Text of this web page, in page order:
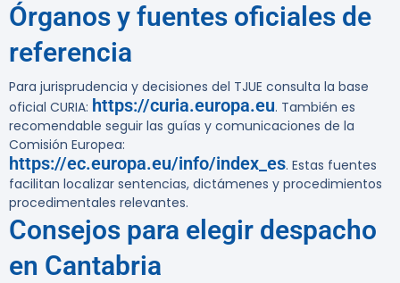
Órganos y fuentes oficiales de
referencia
Para jurisprudencia y decisiones del TJUE consulta la base
oficial CURIA: https://curia.europa.eu. También es
recomendable seguir las guías y comunicaciones de la
Comisión Europea:
https://ec.europa.eu/info/index_es. Estas fuentes
facilitan localizar sentencias, dictámenes y procedimientos
procedimentales relevantes.
Consejos para elegir despacho
en Cantabria